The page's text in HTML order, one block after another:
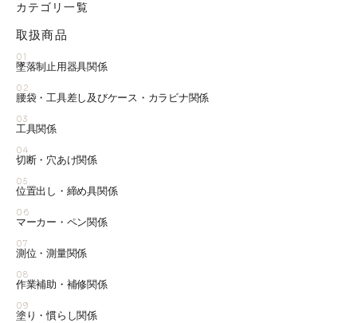
カテゴリ一覧
取扱商品
01
墜落制止用器具関係
02
腰袋・工具差し及びケース・カラビナ関係
03
工具関係
04
切断・穴あけ関係
05
位置出し・締め具関係
06
マーカー・ペン関係
07
測位・測量関係
08
作業補助・補修関係
09
塗り・慣らし関係